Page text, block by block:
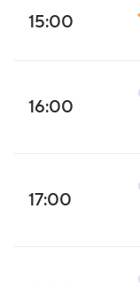
15:00
16:00
17:00